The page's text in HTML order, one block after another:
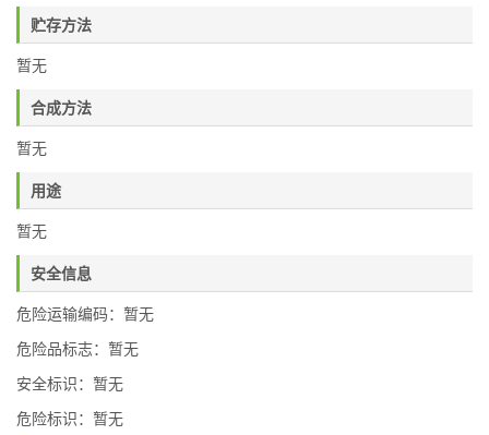
贮存方法
暂无
合成方法
暂无
用途
暂无
安全信息
危险运输编码：暂无
危险品标志：暂无
安全标识：暂无
危险标识：暂无